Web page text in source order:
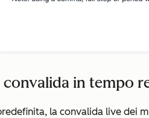
in tempo
la convalida live dei